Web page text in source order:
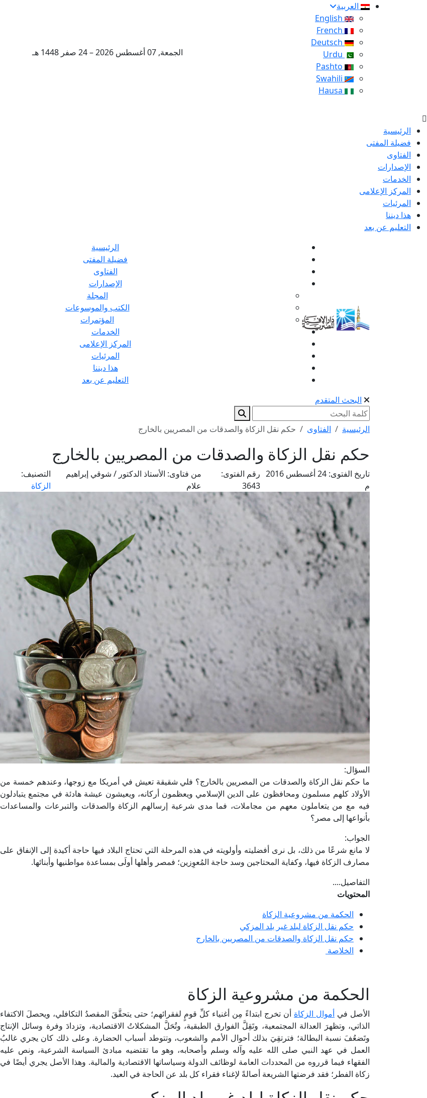
العربية
الجمعة, 07 أغسطس 2026 – 24 صفر 1448 هـ
الرئيسية
فضيلة المفتى
الفتاوى
الإصدارات
الخدمات
المركز الإعلامى
المرئيات
هذا ديننا
التعليم عن بعد
الرئيسية
فضيلة المفتى
الفتاوى
الإصدارات
المجلة
الكتب والموسوعات
المؤتمرات
الخدمات
المركز الإعلامى
المرئيات
هذا ديننا
التعليم عن بعد
البحث المتقدم
الرئيسية الفتاوى حكم نقل الزكاة والصدقات من المصريين بالخارج
حكم نقل الزكاة والصدقات من المصريين بالخارج
تاريخ الفتوى:
24 أغسطس 2016
م
رقم الفتوى:
3643
من فتاوى: الأستاذ الدكتور / شوقي إبراهيم
علام
التصنيف:
الزكاة
السؤال:
ما حكم نقل الزكاة والصدقات من المصريين بالخارج؟ فلي شقيقة تعيش في أمريكا مع زوجها، وعندهم خمسة من
الأولاد كلهم مسلمون ومحافظون على الدين الإسلامي ويعظمون أركانه، ويعيشون عيشة هادئة في مجتمع يتبادلون
فيه مع من يتعاملون معهم من مجاملات، فما مدى شرعية إرسالهم الزكاة والصدقات والتبرعات والمساعدات
بأنواعها إلى مصر؟
الجواب:
لا مانع شرعًا من ذلك، بل نرى أفضليته وأولويته في هذه المرحلة التي تحتاج البلاد فيها حاجة أكيدة إلى الإنفاق على
مصارف الزكاة فيها، وكفاية المحتاجين وسد حاجة المُعوِزين؛ فمصر وأهلها أولَى بمساعدة مواطنيها وأبنائها.
التفاصيل....
المحتويات
الحكمة من مشروعية الزكاة
حكم نقل الزكاة لبلد غير بلد المزكي
حكم نقل الزكاة والصدقات من المصريين بالخارج
الخلاصة
الحكمة من مشروعية الزكاة
الأصل في أموال الزكاة أن تخرج ابتداءً مِن أغنياء كلِّ قومٍ لفقرائهم؛ حتى يتحقَّقَ المقصدُ التكافلي، ويحصلَ الاكتفاء
الذاتي، وتظهرَ العدالة المجتمعية، وتَقِلَّ الفوارق الطبقية، وتُحَلَّ المشكلاتُ الاقتصادية، وتزدادَ وفرة وسائل الإنتاج
وتَضعُفَ نسبة البطالة؛ فترتقِيَ بذلك أحوال الأمم والشعوب، وتتوطد أسباب الحضارة. وعلى ذلك كان يجري غالبُ
العمل في عهد النبي صلى الله عليه وآله وسلم وأصحابه، وهو ما تقتضيه مبادئ السياسة الشرعية، ونص عليه
الفقهاء فيما قرروه من المحددات العامة لوظائف الدولة وسياساتها الاقتصادية والمالية. وهذا الأصل يجري أيضًا في
زكاة الفطر؛ فقد فرضتها الشريعة أصالةً لإغناء فقراء كل بلد عن الحاجة في العيد.